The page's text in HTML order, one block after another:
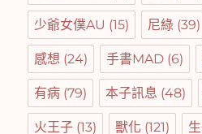
少爺女僕AU (15) 尼綠 (39)
感想 (24) 手書MAD (6)
有病 (79) 本子訊息 (48)
火王子 (13) 獸化 (121)